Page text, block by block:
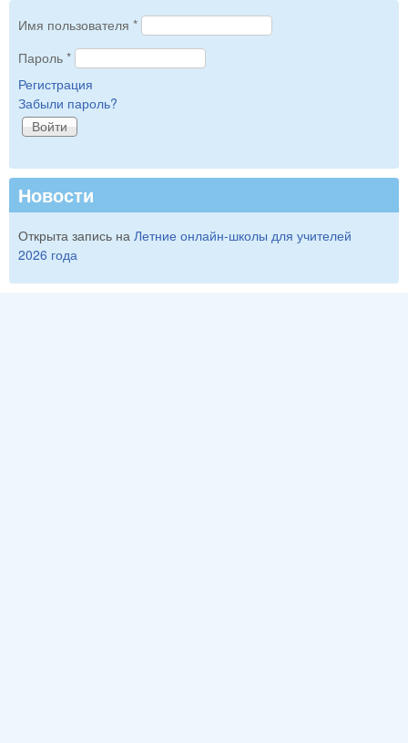
Имя пользователя *
Пароль *
Регистрация
Забыли пароль?
Новости
Открыта запись на Летние онлайн-школы для учителей
2026 года